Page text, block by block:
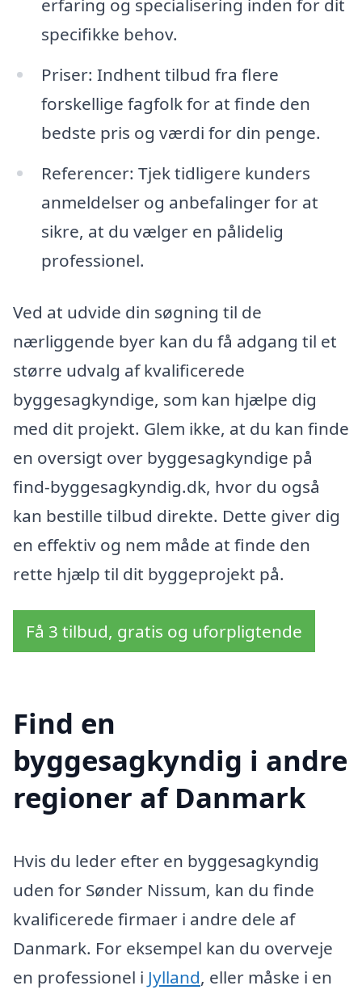
erfaring og specialisering inden for dit
specifikke behov.
Priser: Indhent tilbud fra flere
forskellige fagfolk for at finde den
bedste pris og værdi for din penge.
Referencer: Tjek tidligere kunders
anmeldelser og anbefalinger for at
sikre, at du vælger en pålidelig
professionel.
Ved at udvide din søgning til de
nærliggende byer kan du få adgang til et
større udvalg af kvalificerede
byggesagkyndige, som kan hjælpe dig
med dit projekt. Glem ikke, at du kan finde
en oversigt over byggesagkyndige på
find-byggesagkyndig.dk, hvor du også
kan bestille tilbud direkte. Dette giver dig
en effektiv og nem måde at finde den
rette hjælp til dit byggeprojekt på.
Få 3 tilbud, gratis og uforpligtende
Find en
byggesagkyndig i andre
regioner af Danmark
Hvis du leder efter en byggesagkyndig
uden for Sønder Nissum, kan du finde
kvalificerede firmaer i andre dele af
Danmark. For eksempel kan du overveje
en professionel i Jylland, eller måske i en